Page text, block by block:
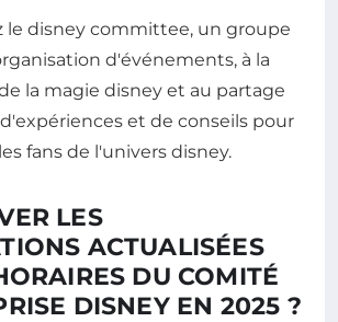
LES
ACTUALISÉES
DU COMITÉ
DISNEY EN 2025 ?